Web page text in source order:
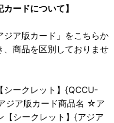
ードについて】
ジア版カード」をこちらか
、商品を区別しておりませ
シークレット】{QCCU-
ジア版カード商品名 ☆ア
シークレット】{アジア